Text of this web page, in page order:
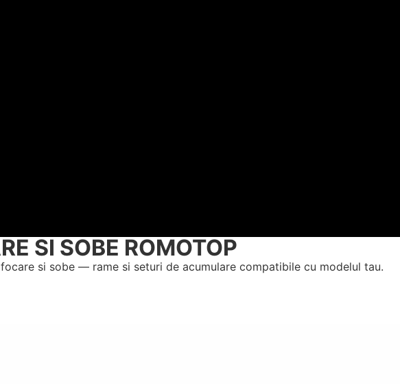
SI SOBE ROMOTOP
si sobe — rame si seturi de acumulare compatibile cu modelul tau.